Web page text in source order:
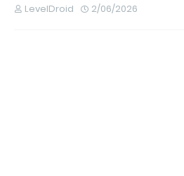
LevelDroid 2/06/2026